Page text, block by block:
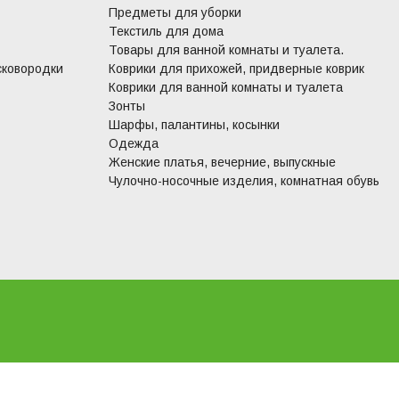
Предметы для уборки
Текстиль для дома
Товары для ванной комнаты и туалета.
Коврики для прихожей, придверные коврик
Коврики для ванной комнаты и туалета
Зонты
Шарфы, палантины, косынки
Одежда
Женские платья, вечерние, выпускные
Чулочно-носочные изделия, комнатная обувь